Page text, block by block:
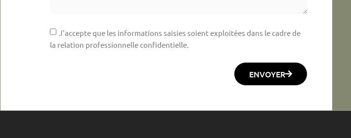
J'accepte que les informations saisies soient exploitées dans le cadre de
la relation professionnelle confidentielle.
ENVOYER